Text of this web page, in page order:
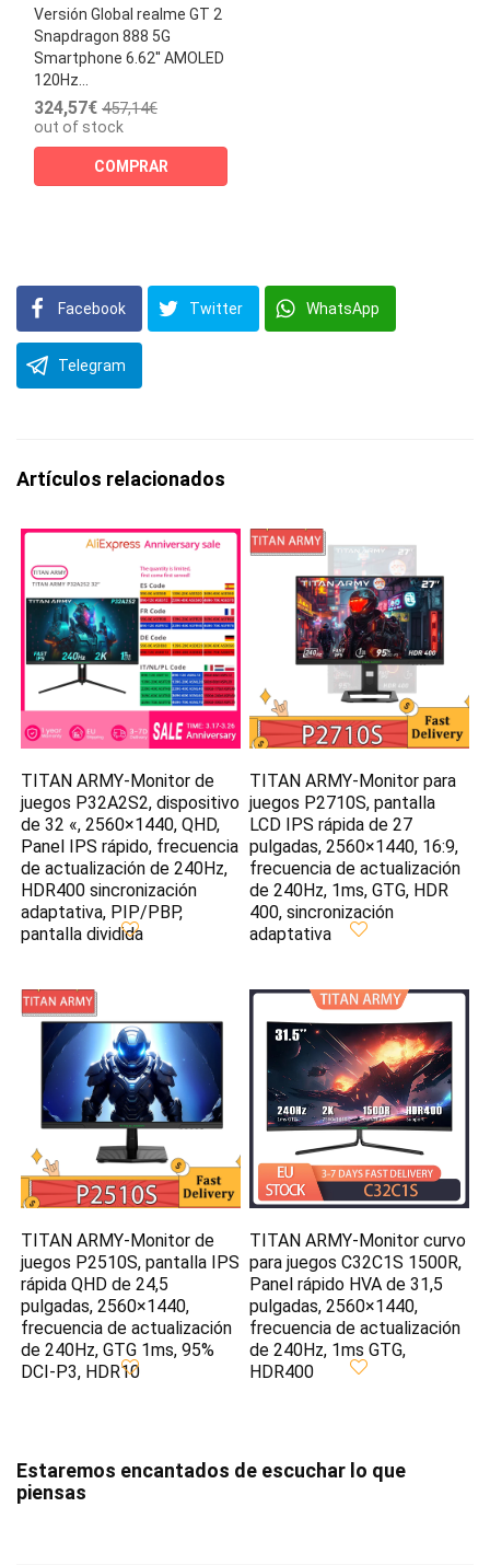
Versión Global realme GT 2
Snapdragon 888 5G
Smartphone 6.62'' AMOLED
120Hz...
324,57€ 457,14€
out of stock
COMPRAR
Facebook Twitter WhatsApp
Telegram
Artículos relacionados
TITAN ARMY-Monitor de
juegos P32A2S2, dispositivo
de 32 «, 2560×1440, QHD,
Panel IPS rápido, frecuencia
de actualización de 240Hz,
HDR400 sincronización
adaptativa, PIP/PBP,
pantalla dividida
TITAN ARMY-Monitor para
juegos P2710S, pantalla
LCD IPS rápida de 27
pulgadas, 2560×1440, 16:9,
frecuencia de actualización
de 240Hz, 1ms, GTG, HDR
400, sincronización
adaptativa
TITAN ARMY-Monitor de
juegos P2510S, pantalla IPS
rápida QHD de 24,5
pulgadas, 2560×1440,
frecuencia de actualización
de 240Hz, GTG 1ms, 95%
DCI-P3, HDR10
TITAN ARMY-Monitor curvo
para juegos C32C1S 1500R,
Panel rápido HVA de 31,5
pulgadas, 2560×1440,
frecuencia de actualización
de 240Hz, 1ms GTG,
HDR400
Estaremos encantados de escuchar lo que
piensas